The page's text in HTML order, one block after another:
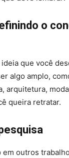
o
que você
algo amplo,
arquitetura,
queira retratar.
em outros